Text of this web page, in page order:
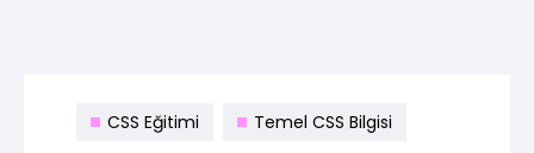
CSS Eğitimi Temel CSS Bilgisi